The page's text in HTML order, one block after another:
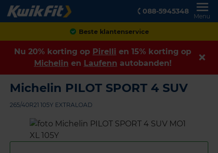
088-5945348
Menu
Achteraf betalen
Nu 20% korting op Pirelli en 15% korting op
Michelin en Laufenn autobanden!
Michelin PILOT SPORT 4 SUV
265/40R21 105Y EXTRALOAD